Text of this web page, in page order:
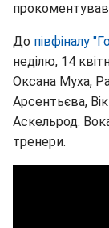
До півфіналу
неділю, 14
Оксана Муха,
Арсентьєва,
Аскельрод.
тренери.